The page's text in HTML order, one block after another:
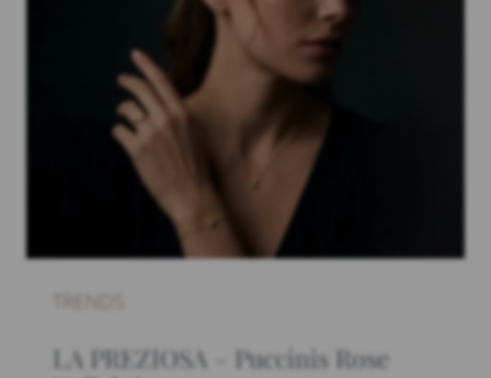
LA PREZIOSA – Puccinis Rose